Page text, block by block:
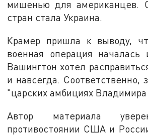
мишенью для американцев.
стран стала Украина.
Крамер пришла к выводу,
военная операция началась
Вашингтон хотел
и навсегда. Соответственно,
"царских амбициях
Автор материала
противостоянии США и